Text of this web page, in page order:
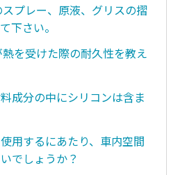
プレー、原液、グリスの摺
下さい。
を受けた際の耐久性を教え
成分の中にシリコンは含ま
用するにあたり、車内空間
でしょうか？